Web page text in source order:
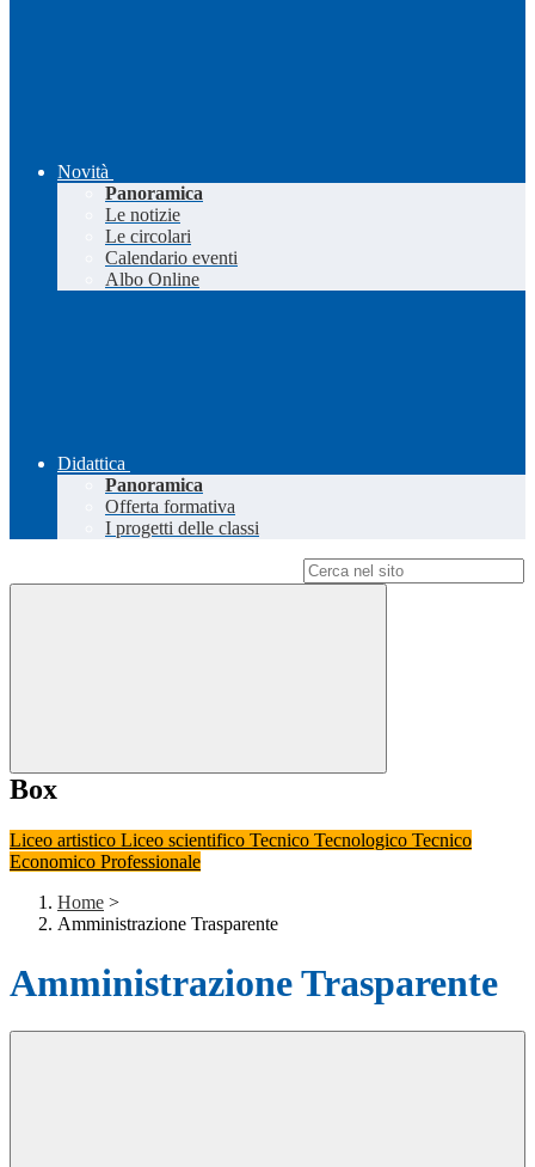
Novità
Panoramica
Le notizie
Le circolari
Calendario eventi
Albo Online
Didattica
Panoramica
Offerta formativa
I progetti delle classi
Box
Liceo artistico Liceo scientifico Tecnico Tecnologico Tecnico
Economico Professionale
Home >
Amministrazione Trasparente
Amministrazione Trasparente